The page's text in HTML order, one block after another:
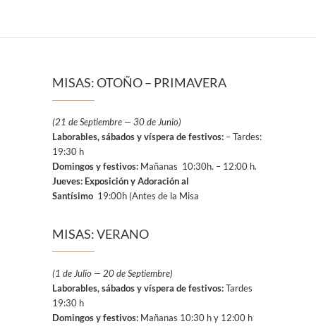
MISAS: OTOÑO – PRIMAVERA
(21 de Septiembre — 30 de Junio)
Laborables, sábados y víspera de festivos: – Tardes:
19:30 h
Domingos y festivos: Mañanas 10:30h. – 12:00 h.
Jueves: Exposición y Adoración al
Santísimo 19:00h (Antes de la Misa
MISAS: VERANO
(1 de Julio — 20 de Septiembre)
Laborables, sábados y víspera de festivos:Tardes
19:30 h
Domingos y festivos: Mañanas 10:30 h y 12:00 h